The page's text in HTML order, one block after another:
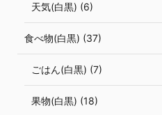
天気(白黒) (6)
食べ物(白黒) (37)
ごはん(白黒) (7)
果物(白黒) (18)